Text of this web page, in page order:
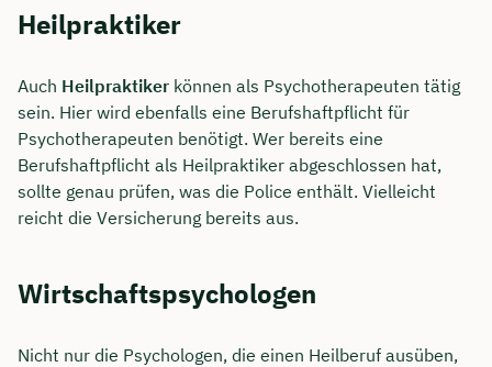
Heilpraktiker
Auch Heilpraktiker können als Psychotherapeuten tätig
sein. Hier wird ebenfalls eine Berufshaftpflicht für
Psychotherapeuten benötigt. Wer bereits eine
Berufshaftpflicht als Heilpraktiker abgeschlossen hat,
sollte genau prüfen, was die Police enthält. Vielleicht
reicht die Versicherung bereits aus.
Wirtschaftspsychologen
Nicht nur die Psychologen, die einen Heilberuf ausüben,